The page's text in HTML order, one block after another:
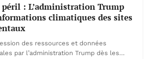
péril : L’administration Trump
climatiques des sites
des ressources et données
par l’administration Trump dès les…